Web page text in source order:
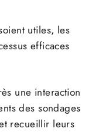
utiles, les
efficaces
une interaction
des sondages
recueillir leurs